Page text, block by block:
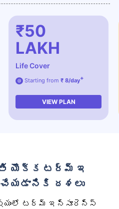
₹50
LAKH
Life Cover
@ Starting from ₹ 8/day+
VIEW PLAN
దశలు
టర్మ్ ఇన్సూరెన్స్